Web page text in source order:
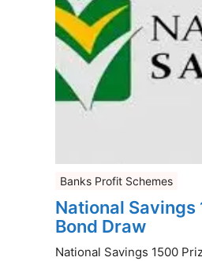
Banks Profit Schemes
National Savings
Bond Draw
National Savings 1500